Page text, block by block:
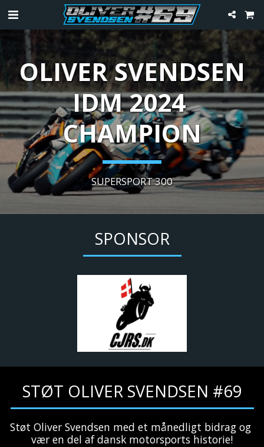
OLIVER SVENDSEN
IDM 2024
CHAMPION
SUPERSPORT 300
SPONSOR
STØT OLIVER SVENDSEN #69
Støt Oliver Svendsen med et månedligt bidrag og
vær en del af dansk motorsports historie!